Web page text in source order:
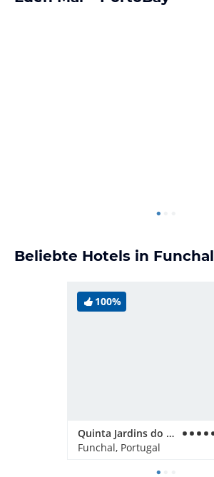
Beliebte Hotels in Funchal
100%
Quinta Jardins do Lago
Funchal, Portugal